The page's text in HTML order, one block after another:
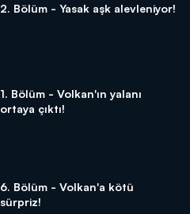
2. Bölüm - Yasak aşk alevleniyor!
1. Bölüm - Volkan'ın yalanı
ortaya çıktı!
6. Bölüm - Volkan'a kötü
sürpriz!